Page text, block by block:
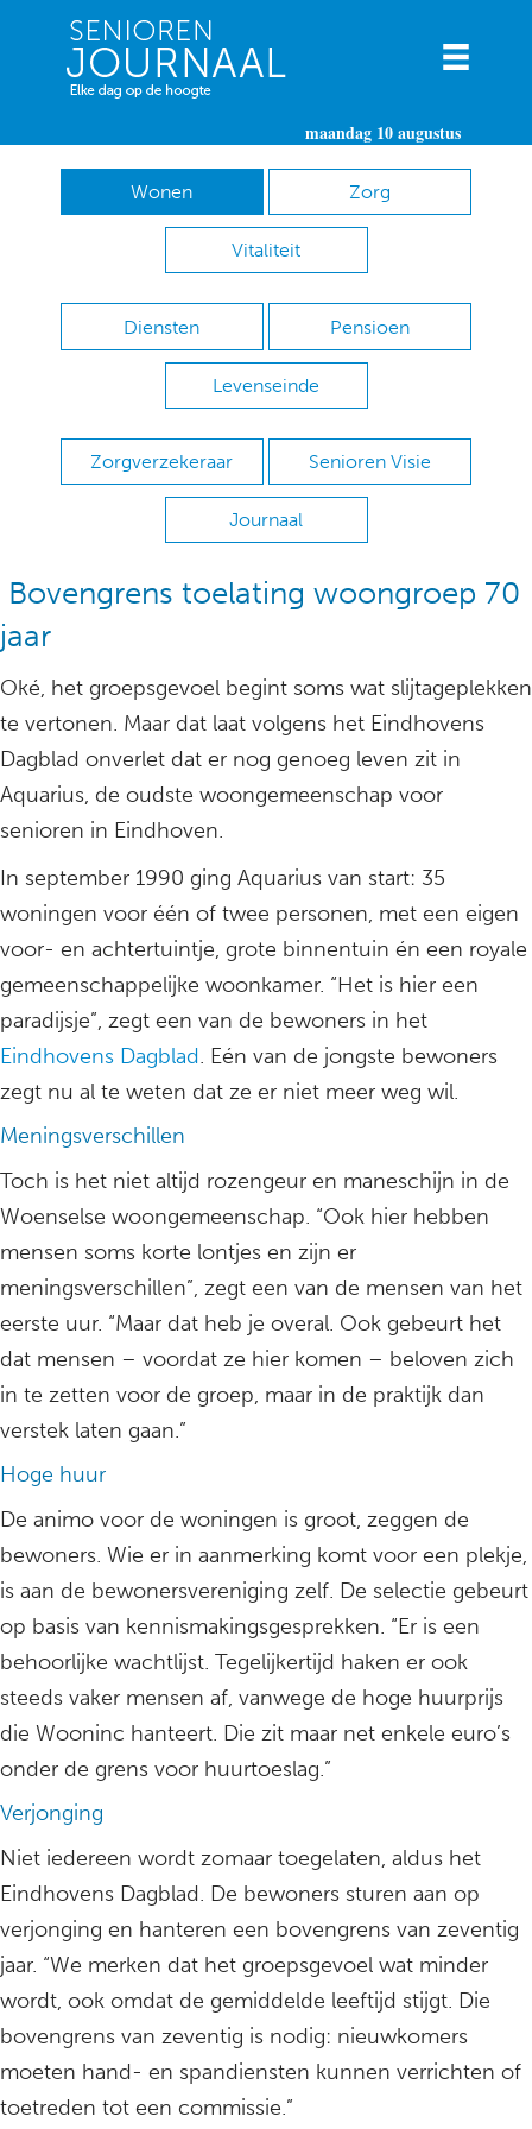
maandag 10 augustus
Wonen Zorg
Vitaliteit
Diensten Pensioen
Levenseinde
Zorgverzekeraar Senioren Visie
Journaal
Bovengrens toelating woongroep 70
jaar
Oké, het groepsgevoel begint soms wat slijtageplekken
te vertonen. Maar dat laat volgens het Eindhovens
Dagblad onverlet dat er nog genoeg leven zit in
Aquarius, de oudste woongemeenschap voor
senioren in Eindhoven.
In september 1990 ging Aquarius van start: 35
woningen voor één of twee personen, met een eigen
voor- en achtertuintje, grote binnentuin én een royale
gemeenschappelijke woonkamer. “Het is hier een
paradijsje”, zegt een van de bewoners in het
Eindhovens Dagblad. Eén van de jongste bewoners
zegt nu al te weten dat ze er niet meer weg wil.
Meningsverschillen
Toch is het niet altijd rozengeur en maneschijn in de
Woenselse woongemeenschap. “Ook hier hebben
mensen soms korte lontjes en zijn er
meningsverschillen”, zegt een van de mensen van het
eerste uur. “Maar dat heb je overal. Ook gebeurt het
dat mensen – voordat ze hier komen – beloven zich
in te zetten voor de groep, maar in de praktijk dan
verstek laten gaan.”
Hoge huur
De animo voor de woningen is groot, zeggen de
bewoners. Wie er in aanmerking komt voor een plekje,
is aan de bewonersvereniging zelf. De selectie gebeurt
op basis van kennismakingsgesprekken. “Er is een
behoorlijke wachtlijst. Tegelijkertijd haken er ook
steeds vaker mensen af, vanwege de hoge huurprijs
die Wooninc hanteert. Die zit maar net enkele euro’s
onder de grens voor huurtoeslag.”
Verjonging
Niet iedereen wordt zomaar toegelaten, aldus het
Eindhovens Dagblad. De bewoners sturen aan op
verjonging en hanteren een bovengrens van zeventig
jaar. “We merken dat het groepsgevoel wat minder
wordt, ook omdat de gemiddelde leeftijd stijgt. Die
bovengrens van zeventig is nodig: nieuwkomers
moeten hand- en spandiensten kunnen verrichten of
toetreden tot een commissie.”